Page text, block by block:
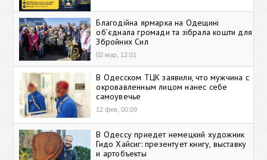
Благодійна ярмарка на Одещині
об’єднала громади та зібрала кошти для
Збройних Сил
02 мар, 12:01
В Одесском ТЦК заявили, что мужчина с
окровавленным лицом нанес себе
самоувечье
12 фев, 00:09
В Одессу приедет немецкий художник
Гидо Хайсиг: презентует книгу, выставку
и артобъекты